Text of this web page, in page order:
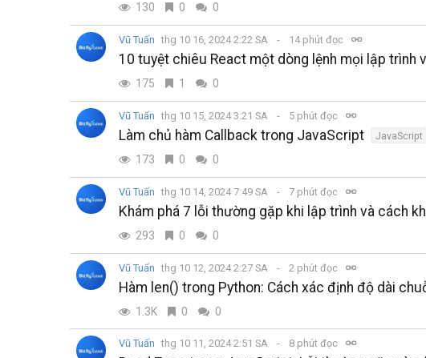
130 0 0
Vũ Tuấn thg 10 16, 2024 2:22 SA 14 phút đọc
10 tuyệt chiêu React một dòng lệnh mọi lập trình
175 1 0
Vũ Tuấn thg 10 15, 2024 3:21 SA 5 phút đọc
Làm chủ hàm Callback trong JavaScript JavaScript
173 0 0
Vũ Tuấn thg 10 14, 2024 7:49 SA 7 phút đọc
Khám phá 7 lỗi thường gặp khi lập trình và cách
293 0 0
Vũ Tuấn thg 10 12, 2024 2:27 SA 2 phút đọc
Hàm len() trong Python: Cách xác định độ dài
1.3K 0 0
Vũ Tuấn thg 10 11, 2024 2:51 SA 8 phút đọc